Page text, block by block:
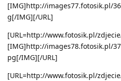
[IMG]http://images77.fotosik.pl/
g[/IMG][/URL]
[URL=http://www.fotosik.pl/
[IMG]http://images78.fotosik.pl/
pg[/IMG][/URL]
[URL=http://www.fotosik.pl/